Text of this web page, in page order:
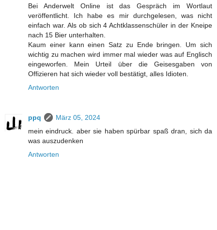
Bei Anderwelt Online ist das Gespräch im Wortlaut
veröffentlicht. Ich habe es mir durchgelesen, was nicht
einfach war. Als ob sich 4 Achtklassenschüler in der Kneipe
nach 15 Bier unterhalten.
Kaum einer kann einen Satz zu Ende bringen. Um sich
wichtig zu machen wird immer mal wieder was auf Englisch
eingeworfen. Mein Urteil über die Geisesgaben von
Offizieren hat sich wieder voll bestätigt, alles Idioten.
Antworten
ppq
März 05, 2024
mein eindruck. aber sie haben spürbar spaß dran, sich da
was auszudenken
Antworten